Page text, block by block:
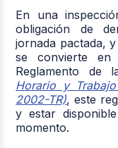
En una
obligación de
jornada pactada,
se convierte
Reglamento de
Horario y
2002-TR), este
y estar
momento.